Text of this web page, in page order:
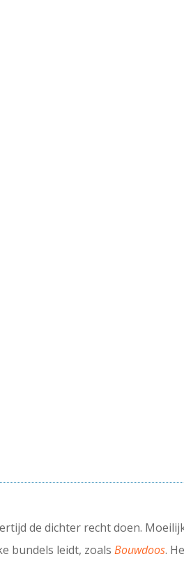
de dichter recht doen.
bundels leidt, zoalsBouwdoos.